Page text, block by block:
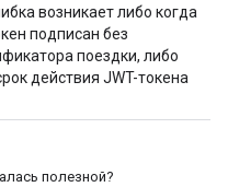
возникает либо когда
подписан без
поездки, либо
действия JWT-токена
полезной?